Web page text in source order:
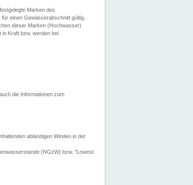
Marken des
einen Gewässerabschnitt gültig.
dieser Marken (Hochwasser)
Kraft bzw. werden bei
auch die Informationen zum
ablandigen Winden in der
(NGzW) bzw. "Lowest